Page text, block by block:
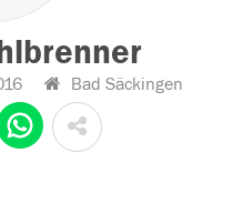
Bad Säckingen